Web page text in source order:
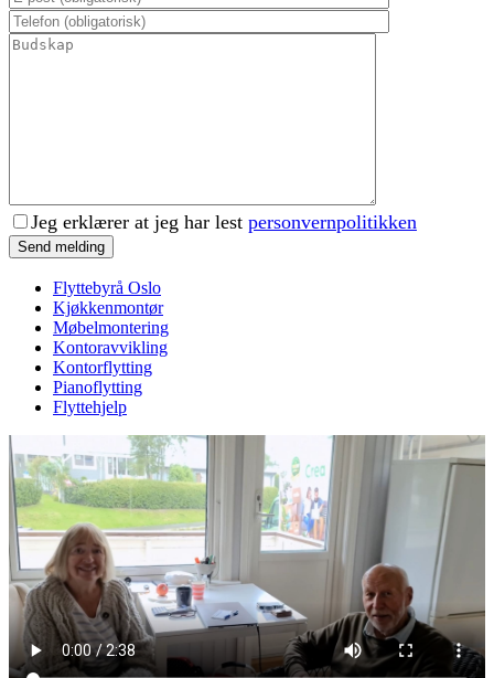
Jeg erklærer at jeg har lest personvernpolitikken
Flyttebyrå Oslo
Kjøkkenmontør
Møbelmontering
Kontoravvikling
Kontorflytting
Pianoflytting
Flyttehjelp